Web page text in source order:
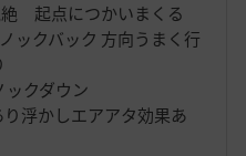
起点につかいまくる
クバック 方向うまく行
クダウン
浮かしエアアタ効果あ